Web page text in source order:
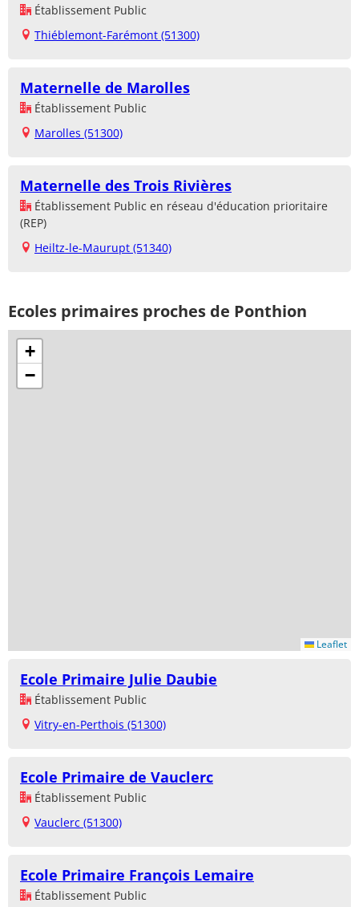
Établissement Public
Thiéblemont-Farémont (51300)
Maternelle de Marolles
Établissement Public
Marolles (51300)
Maternelle des Trois Rivières
Établissement Public en réseau d'éducation prioritaire
(REP)
Heiltz-le-Maurupt (51340)
Ecoles primaires proches de Ponthion
+
−
Leaflet
Ecole Primaire Julie Daubie
Établissement Public
Vitry-en-Perthois (51300)
Ecole Primaire de Vauclerc
Établissement Public
Vauclerc (51300)
Ecole Primaire François Lemaire
Établissement Public